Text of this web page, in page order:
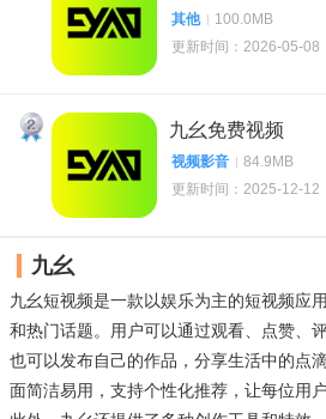
其他
100.0MB
更新时间：2026-05-08
2 九幺免费视频
视频影音
84.9MB
更新时间：2025-12-12
九幺
九幺短视频是一款以娱乐为主的短视频应
和热门话题。用户可以通过观看、点赞、
也可以发布自己的作品，分享生活中的点
面简洁易用，支持个性化推荐，让每位用